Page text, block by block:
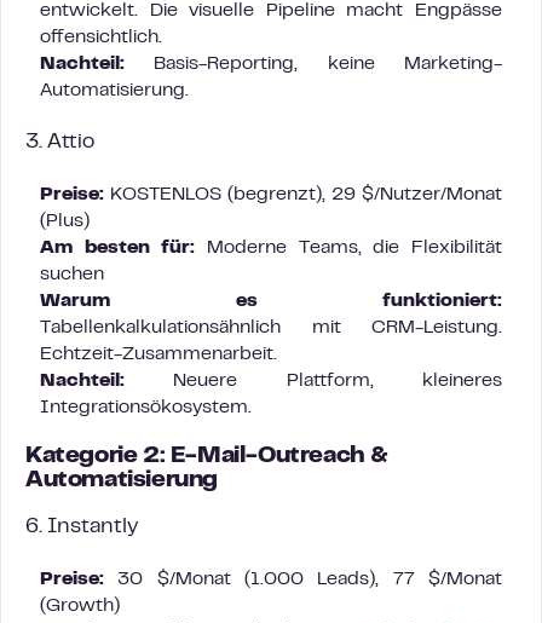
entwickelt. Die visuelle Pipeline macht Engpässe
offensichtlich.
Nachteil: Basis-Reporting, keine Marketing-
Automatisierung.
3. Attio
Preise: KOSTENLOS (begrenzt), 29 $/Nutzer/Monat
(Plus)
Am besten für: Moderne Teams, die Flexibilität
suchen
Warum es funktioniert:
Tabellenkalkulationsähnlich mit CRM-Leistung.
Echtzeit-Zusammenarbeit.
Nachteil: Neuere Plattform, kleineres
Integrationsökosystem.
Kategorie 2: E-Mail-Outreach &
Automatisierung
6. Instantly
Preise: 30 $/Monat (1.000 Leads), 77 $/Monat
(Growth)